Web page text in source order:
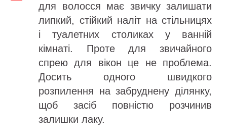
для волосся має звичку залишати
липкий, стійкий наліт на стільницях
і туалетних столиках у ванній
кімнаті. Проте для звичайного
спрею для вікон це не проблема.
Досить одного швидкого
розпилення на забруднену ділянку,
щоб засіб повністю розчинив
залишки лаку.